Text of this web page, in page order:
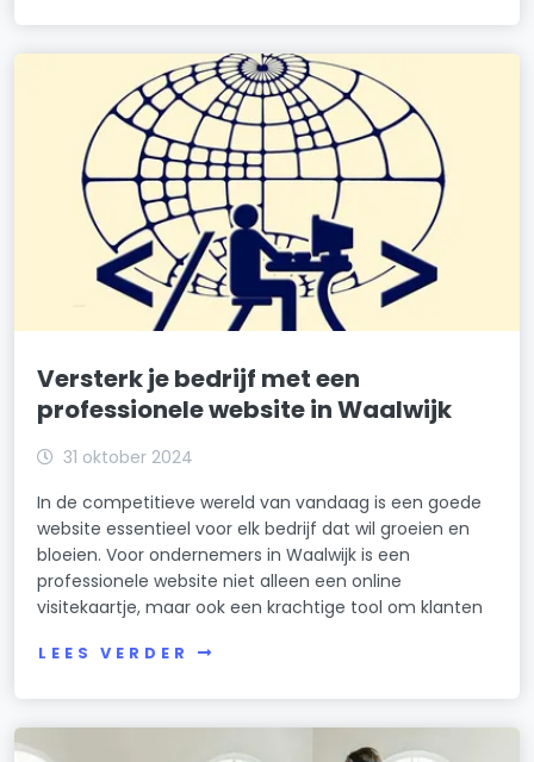
Versterk je bedrijf met een
professionele website in Waalwijk
31 oktober 2024
In de competitieve wereld van vandaag is een goede
website essentieel voor elk bedrijf dat wil groeien en
bloeien. Voor ondernemers in Waalwijk is een
professionele website niet alleen een online
visitekaartje, maar ook een krachtige tool om klanten
LEES VERDER